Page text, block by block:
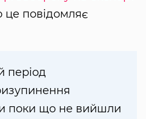
це повідомляє
період
поки що не вийшли